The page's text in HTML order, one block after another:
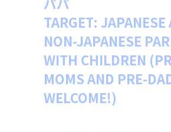
TARGET: JAPANESE
NON-JAPANESE
WITH CHILDREN
MOMS AND PRE-
WELCOME!)